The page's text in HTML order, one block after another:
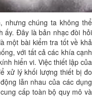
nhưng chúng ta không thể
ấy. Đây là bản nhạc đòi hỏi
một bài kiểm tra tốt về khả
với tất cả các khía cạnh
hiển vi. Việc thiết lập của
xử lý khối lượng thiết bị đo
lẫn nhau của các dụng
cấp toàn bộ quy mô và